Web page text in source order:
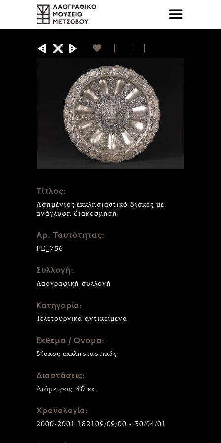
Τίτλος:
Ασημένιος εκκλησιαστικό δίσκος με
ανάγλυφη διακόσμηση.
Αρ. Ταυτότητας:
ΓΕ_756
Συλλογή:
Λαογραφική συλλογή
Κατηγορία:
Τελετουργικά αντικείμενα
Έκθεμα / Όνομα:
δίσκος εκκλησιαστικός
Διαστάσεις:
Διάμετρος: 40 εκ.
Χρονολογία:
2000-2001 182109/09/00 - 30/04/01